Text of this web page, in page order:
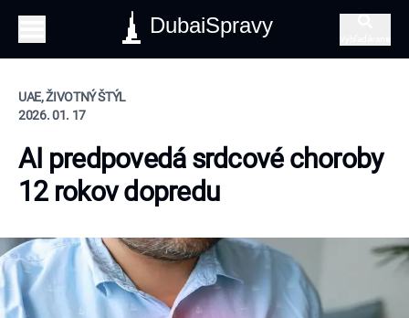
DubaiSpravy
UAE, ŽIVOTNÝ ŠTÝL
2026. 01. 17
AI predpovedá srdcové choroby
12 rokov dopredu